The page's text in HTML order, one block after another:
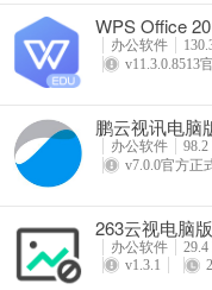
2、多版兼：一次安装，全
Windows 7）上，并全
2010和Excel 2013 。
集成了近百个功能模块
升级到新版本，获取更多
WPS Office
办公软件
v11.3.0.8513
鹏云视讯电脑
办公软件
v7.0.0官方正
263云视电脑版
办公软件
v1.3.1